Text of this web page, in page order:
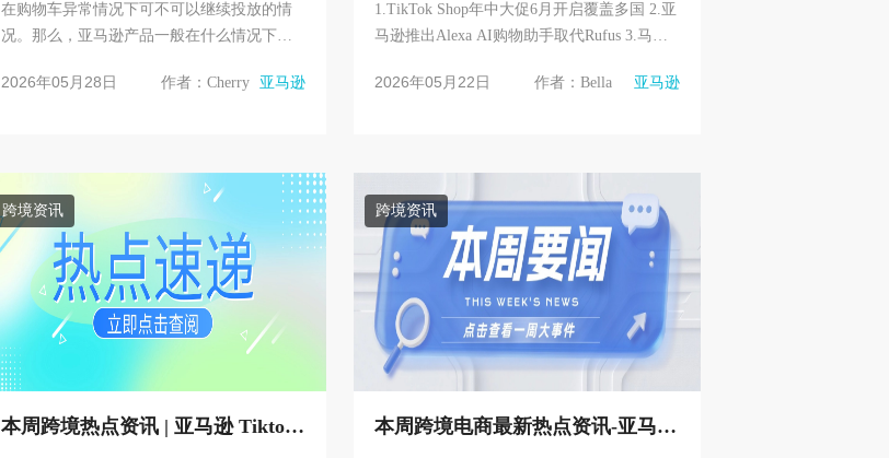
在购物车异常情况下可不可以继续投放的情
况。那么，亚马逊产品一般在什么情况下会
广产生哪些影响？
2026年05月28日 作者：Cherry 亚马逊
1.TikTok Shop年中大促6月开启覆盖多国 2.亚
马逊推出Alexa AI购物助手取代Rufus 3.马逊
南站运营...
2026年05月22日 作者：Bella 亚马逊
跨境资讯
本周跨境热点资讯 | 亚马逊 Tiktok
跨境资讯
本周跨境电商最新热点资讯-亚马逊